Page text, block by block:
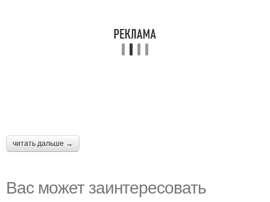
читать дальше →
Вас может заинтересовать